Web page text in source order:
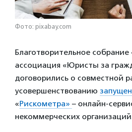
Фото: pixabay.com
Благотворительное собрание
ассоциация «Юристы за
договорились о совместной
усовершенствованию
«Рискометра» – онлайн-
некоммерческих